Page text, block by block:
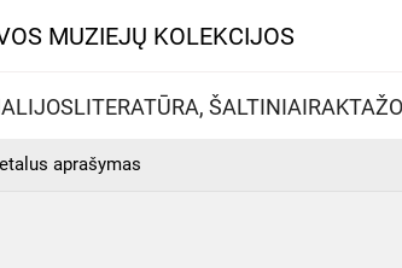
MUZIEJŲ KOLEKCIJOS
LITERATŪRA, ŠALTINIAI
aprašymas